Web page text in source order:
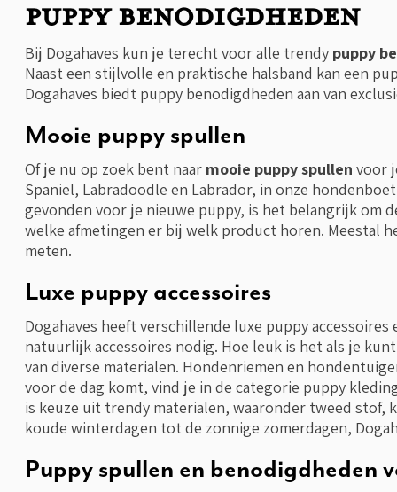
Puppy benodigdheden
Bij Dogahaves kun je terecht voor alle trendy puppy
Naast een stijlvolle en praktische halsband kan een
Dogahaves biedt puppy benodigdheden aan van
Mooie puppy spullen
Of je nu op zoek bent naar mooie puppy spullen voor
Spaniel, Labradoodle en Labrador, in onze
gevonden voor je nieuwe puppy, is het belangrijk om
welke afmetingen er bij welk product horen. Meestal
meten.
Luxe puppy accessoires
Dogahaves heeft verschillende luxe puppy
natuurlijk accessoires nodig. Hoe leuk is het als je
van diverse materialen. Hondenriemen en
voor de dag komt, vind je in de categorie puppy
is keuze uit trendy materialen, waaronder tweed stof,
koude winterdagen tot de zonnige zomerdagen,
Puppy spullen en benodigdheden